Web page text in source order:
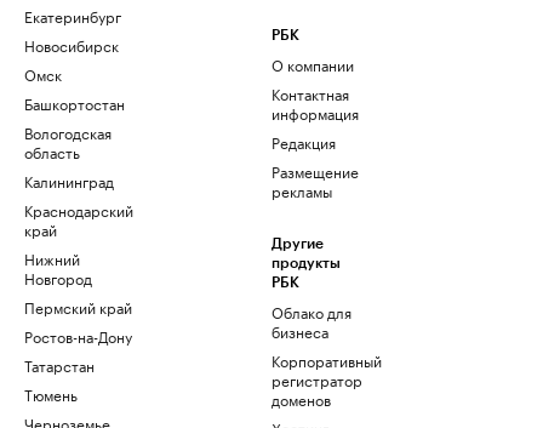
Екатеринбург
Новосибирск
Омск
Башкортостан
Вологодская
область
Калининград
Краснодарский
край
Нижний
Новгород
Пермский край
Ростов-на-Дону
Татарстан
Тюмень
Черноземье
РБК
О компании
Контактная
информация
Редакция
Размещение
рекламы
Другие
продукты
РБК
Облако для
бизнеса
Корпоративный
регистратор
доменов